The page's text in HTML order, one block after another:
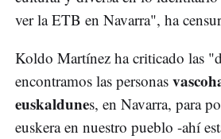
ver la ETB en Navarra", ha
Koldo Martínez ha criticado las
encontramos las personas
euskaldunes, en Navarra, para
euskera en nuestro pueblo -ahí